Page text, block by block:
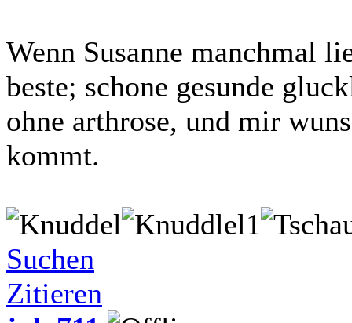
Wenn Susanne manchmal
beste; schone gesunde
ohne arthrose, und mir
kommt.
Suchen
Zitieren